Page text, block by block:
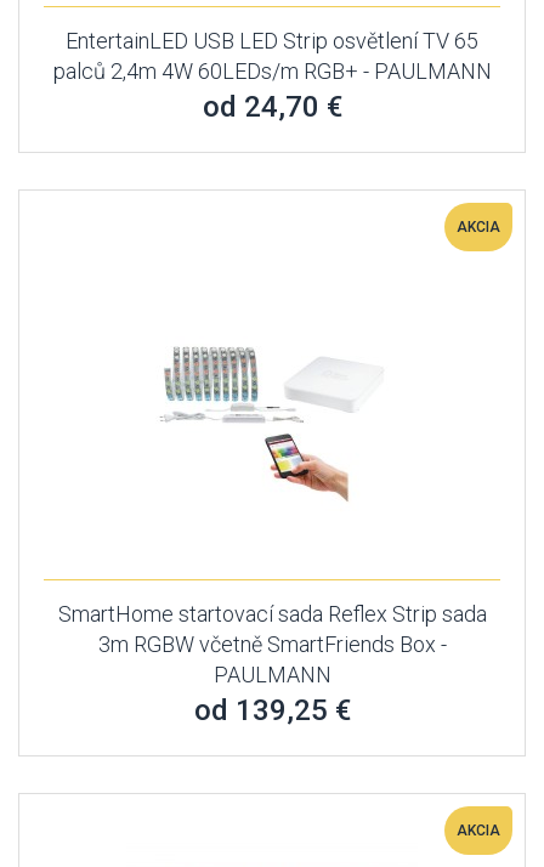
EntertainLED USB LED Strip osvětlení TV 65
palců 2,4m 4W 60LEDs/m RGB+ - PAULMANN
od 24,70 €
AKCIA
SmartHome startovací sada Reflex Strip sada
3m RGBW včetně SmartFriends Box -
PAULMANN
od 139,25 €
AKCIA